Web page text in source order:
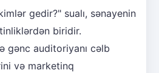
gedir?" sualı, sənayenin
biridir.
gənc auditoriyanı cəlb
və marketinq